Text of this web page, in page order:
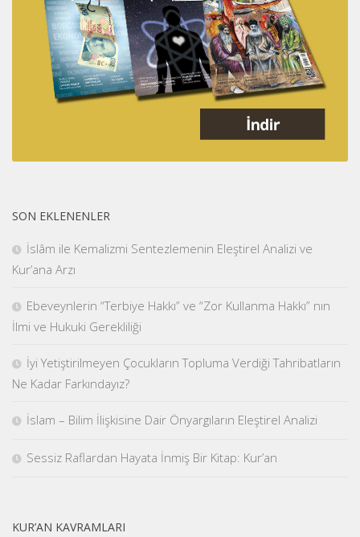
SON EKLENENLER
İslâm ile Kemalizmi Sentezlemenin Eleştirel Analizi ve
Kur’ana Arzı
Ebeveynlerin “Terbiye Hakkı” ve “Zor Kullanma Hakkı” nın
İlmi ve Hukuki Gerekliliği
İyi Yetiştirilmeyen Çocukların Topluma Verdiği Tahribatların
Ne Kadar Farkındayız?
İslam – Bilim İlişkisine Dair Önyargıların Eleştirel Analizi
Sessiz Raflardan Hayata İnmiş Bir Kitap: Kur’an
KUR’AN KAVRAMLARI